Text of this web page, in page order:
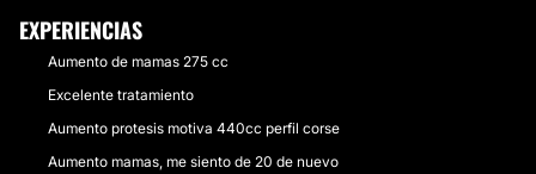
EXPERIENCIAS
Aumento de mamas 275 cc
Excelente tratamiento
Aumento protesis motiva 440cc perfil corse
Aumento mamas, me siento de 20 de nuevo